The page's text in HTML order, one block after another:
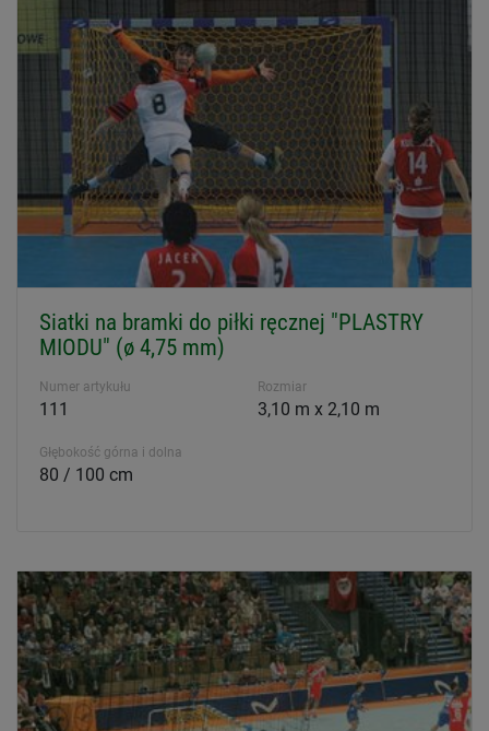
Siatki na bramki do piłki ręcznej "PLASTRY
MIODU" (ø 4,75 mm)
Numer artykułu
111
Rozmiar
3,10 m x 2,10 m
Głębokość górna i dolna
80 / 100 cm